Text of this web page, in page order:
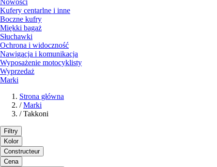
Kufery centarlne i inne
Boczne kufry
Miękki bagaż
Słuchawki
Ochrona i widoczność
Nawigacja i komunikacja
Wyposażenie motocyklisty
Wyprzedaż
Marki
Strona główna
/ Marki
/ Takkoni
Filtry
Kolor
Constructeur
Cena